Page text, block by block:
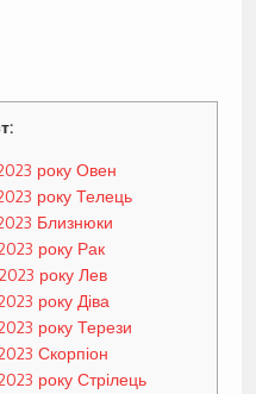
року Овен
року Телець
Близнюки
року Рак
року Лев
року Діва
року Терези
Скорпіон
року Стрілець